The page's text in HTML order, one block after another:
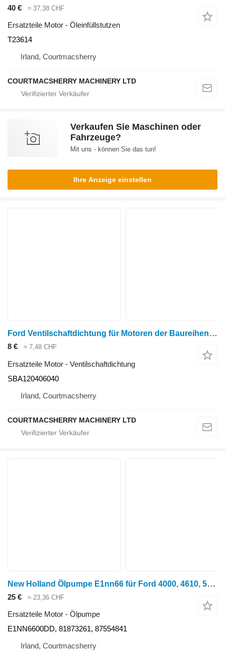
40 € ≈ 37,38 CHF
Ersatzteile Motor - Öleinfüllstutzen
T23614
Irland, Courtmacsherry
COURTMACSHERRY MACHINERY LTD
Verkaufen Sie Maschinen oder
Fahrzeuge?
Mit uns - können Sie das tun!
Ihre Anzeige einstellen
Ford Ventilschaftdichtung für Motoren der Baureihen 110, 2110, 1500, 1700, 1900 und 2120 SBA120406040 für Radtraktor
8 € ≈ 7,48 CHF
Ersatzteile Motor - Ventilschaftdichtung
SBA120406040
Irland, Courtmacsherry
COURTMACSHERRY MACHINERY LTD
New Holland Ölpumpe E1nn66 für Ford 4000, 4610, 5600, 2910, 5610 Motoren E1NN6600DD für Radtraktor
25 € ≈ 23,36 CHF
Ersatzteile Motor - Ölpumpe
E1NN6600DD, 81873261, 87554841
Irland, Courtmacsherry